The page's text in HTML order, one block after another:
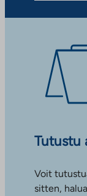
Tutustu
Voit
sitten,